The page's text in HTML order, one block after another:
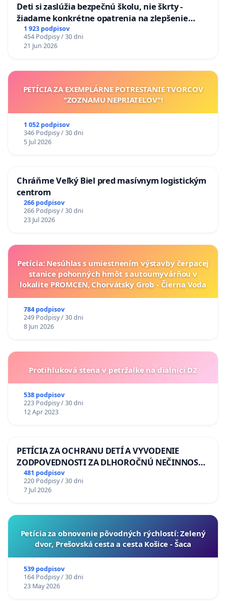
Deti si zaslúžia bezpečnú školu, nie škrty -
žiadame konkrétne opatrenia na zlepšenie
situácie v školstve
1 923 podpisov
454 Podpisy / 30 dni
21 Jun 2026
PETÍCIA ZA EXEMPLÁRNE POTRESTANIE TVORCOV
"ZOZNAMU NEPRIATEĽOV"!
1 052 podpisov
346 Podpisy / 30 dni
5 Jul 2026
Chráňme Veľký Biel pred masívnym logistickým
centrom
266 podpisov
266 Podpisy / 30 dni
23 Jul 2026
Petícia: Nesúhlas s umiestnením výstavby čerpacej
stanice pohonných hmôt s autoumyvárňou v
lokalite PROMCEN, Chorvátsky Grob - Čierna Voda
784 podpisov
249 Podpisy / 30 dni
8 Jun 2026
Protihluková stena v petržalke na dialnici D2
538 podpisov
223 Podpisy / 30 dni
12 Apr 2023
PETÍCIA ZA OCHRANU DETÍ A VYVODENIE
ZODPOVEDNOSTI ZA DLHOROČNÚ NEČINNOSŤ
A ZLYHANIE ŠTÁTU
481 podpisov
220 Podpisy / 30 dni
7 Jul 2026
​Petícia za obnovenie pôvodných rýchlostí: Zelený
dvor, Prešovská cesta a cesta Košice - Šaca
539 podpisov
164 Podpisy / 30 dni
23 May 2026